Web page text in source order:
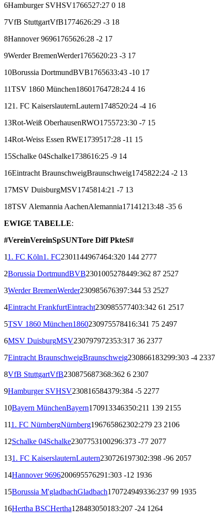
6Hamburger SVHSV1766527:27 0 18
7VfB StuttgartVfB1774626:29 -3 18
8Hannover 96961765626:28 -2 17
9Werder BremenWerder1765620:23 -3 17
10Borussia DortmundBVB1765633:43 -10 17
11TSV 1860 München18601764728:24 4 16
121. FC KaiserslauternLautern1748520:24 -4 16
13Rot-Weiß OberhausenRWO1755723:30 -7 15
14Rot-Weiss Essen RWE1739517:28 -11 15
15Schalke 04Schalke1738616:25 -9 14
16Eintracht BraunschweigBraunschweig1745822:24 -2 13
17MSV DuisburgMSV1745814:21 -7 13
18TSV Alemannia AachenAlemannia17141213:48 -35 6
EWIGE TABELLE:
#VereinVereinSpSUNTore Diff PkteS#
11. FC Köln1. FC2301144967464:320 144 2777
2Borussia DortmundBVB2301005278449:362 87 2527
3Werder BremenWerder230985676397:344 53 2527
4Eintracht FrankfurtEintracht230985577403:342 61 251 7
5TSV 1860 München1860230975578416:341 75 2497
6MSV DuisburgMSV230797972353:317 36 2377
7Eintracht BraunschweigBraunschweig230866183299:303 -4 2337
8VfB StuttgartVfB230875687368:362 6 2307
9Hamburger SVHSV230816584379:384 -5 2277
10Bayern MünchenBayern170913346350:211 139 2155
111. FC NürnbergNürnberg196765862302:279 23 2106
12Schalke 04Schalke2307753100296:373 -77 2077
131. FC KaiserslauternLautern230726197302:398 -96 2057
14Hannover 9696200695576291:303 -12 1936
15Borussia M'gladbachGladbach170724949336:237 99 1935
16Hertha BSCHertha128483050183:207 -24 1264